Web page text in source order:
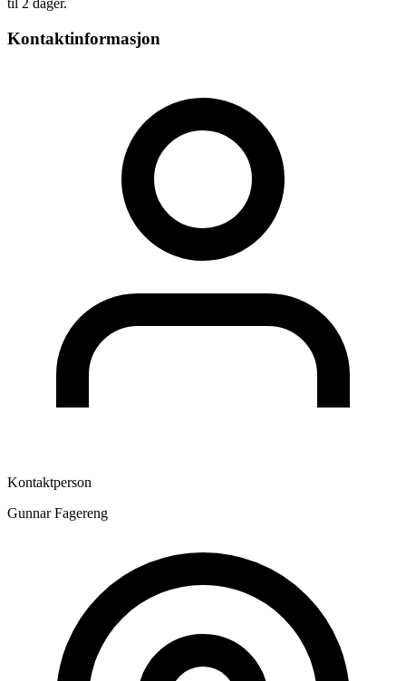
Kontaktinformasjon
Kontaktperson
Gunnar Fagereng